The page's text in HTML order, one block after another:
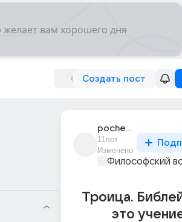
Создать пост
pochemuchk_4
11лет
Изменено
Философский
Троица.
это